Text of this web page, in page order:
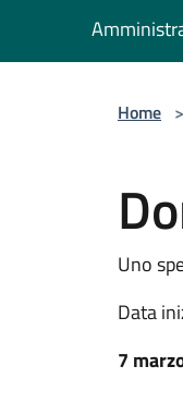
Home >
Uno
Data
7